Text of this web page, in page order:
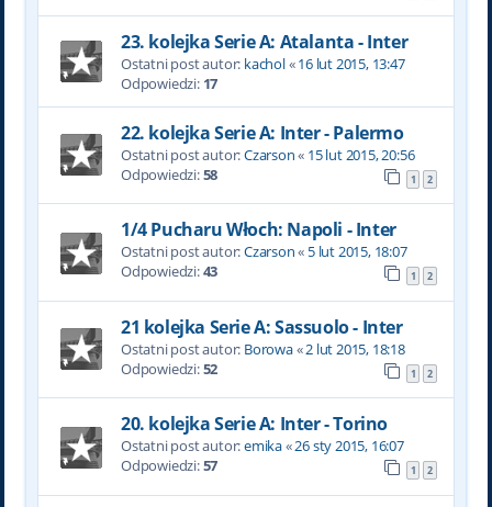
23. kolejka Serie A: Atalanta - Inter
Ostatni post autor: kachol«16 lut 2015, 13:47
Odpowiedzi: 17
22. kolejka Serie A: Inter - Palermo
Ostatni post autor:Czarson« 15 lut 2015, 20:56
Odpowiedzi:58 1 2
1/4 Pucharu Włoch: Napoli - Inter
Ostatni post autor:Czarson« 5 lut 2015, 18:07
Odpowiedzi:43 1 2
21 kolejka Serie A: Sassuolo - Inter
Ostatni post autor: Borowa«2 lut 2015, 18:18
Odpowiedzi:52 1 2
20. kolejka Serie A: Inter - Torino
Ostatni post autor:emika«26 sty 2015, 16:07
Odpowiedzi:57 1 2